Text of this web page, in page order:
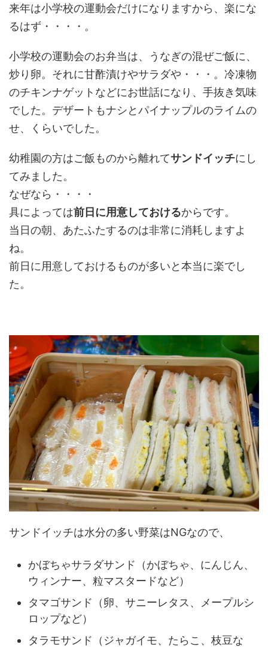
来年は小学校の運動会だけになりますから、楽にな
るはず・・・・。
小学校の運動会のお弁当は、うなぎの混ぜご飯に、
炒り卵。それに甘酢漬けやサラダや・・・。冷凍物
のチキンナゲットなどにお世話になり、手抜き気味
でした。デザートもナシとパイナップルのライムの
せ、くらいでした。
幼稚園の方はご飯ものから離れてサンドイッチにし
てみました。
なぜなら・・・・
具によっては前日に用意しておけるからです。
当日の朝、あたふたするのは非常に消耗しますよ
ね。
前日に用意しておけるものが多いと本当に楽でし
た。
サンドイッチは水分の多い野菜はNGなので、
かぼちゃサラダサンド（かぼちゃ、にんじん、
ウィンナー、粒マスタードなど）
タマゴサンド（卵、サニーレタス、メープルシ
ロップなど）
タラモサンド（ジャガイモ、たらこ、枝豆な